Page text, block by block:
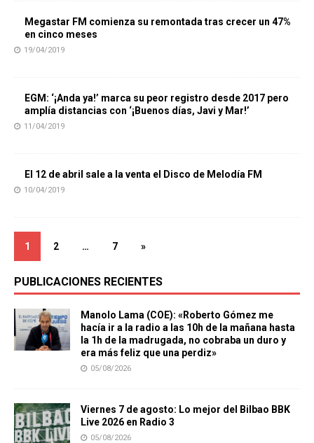
Megastar FM comienza su remontada tras crecer un 47%
en cinco meses
19/04/2019
EGM: ‘¡Anda ya!’ marca su peor registro desde 2017 pero
amplía distancias con ‘¡Buenos días, Javi y Mar!’
11/04/2019
El 12 de abril sale a la venta el Disco de Melodía FM
10/04/2019
1 2 … 7 »
PUBLICACIONES RECIENTES
Manolo Lama (COE): «Roberto Gómez me
hacía ir a la radio a las 10h de la mañana hasta
la 1h de la madrugada, no cobraba un duro y
era más feliz que una perdiz»
05/08/2026
Viernes 7 de agosto: Lo mejor del Bilbao BBK
Live 2026 en Radio 3
05/08/2026